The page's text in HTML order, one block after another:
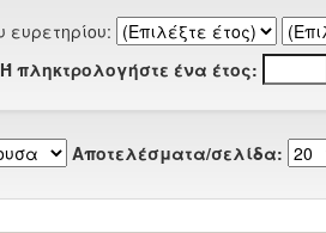
ευρετηρίου:
Ή πληκτρολογήστε ένα έτος:
Αποτελέσματα/σελίδα: